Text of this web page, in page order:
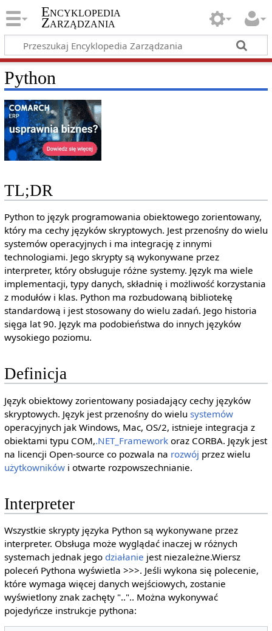
Encyklopedia
Zarządzania
Python
TL;DR
Python to język programowania obiektowego zorientowany,
który ma cechy języków skryptowych. Jest przenośny do wielu
systemów operacyjnych i ma integrację z innymi
technologiami. Jego skrypty są wykonywane przez
interpreter, który obsługuje różne systemy. Język ma wiele
implementacji, typy danych, składnię i możliwość korzystania
z modułów i klas. Python ma rozbudowaną bibliotekę
standardową i jest stosowany do wielu zadań. Jego historia
sięga lat 90. Język ma podobieństwa do innych języków
wysokiego poziomu.
Definicja
Język obiektowy zorientowany posiadający cechy języków
skryptowych. Język jest przenośny do wielu systemów
operacyjnych jak Windows, Mac, OS/2, istnieje integracja z
obiektami typu COM,.NET_Frameworkoraz CORBA. Język jest
na licencji Open-source co pozwala na rozwój przez wielu
użytkownikówi otwarte rozpowszechnianie.
Interpreter
Wszystkie skrypty języka Python są wykonywane przez
interpreter. Obsługa może wyglądać inaczej w różnych
systemach jednak jego działanie jest niezależne.Wiersz
poleceń Pythona wyświetla >>>. Jeśli wykona się polecenie,
które wymaga więcej danych wejściowych, zostanie
wyświetlony znak zachęty "..".. Można wykonywać
pojedyńcze instrukcje pythona: